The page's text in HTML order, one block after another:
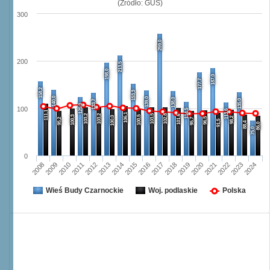
(Źródło: GUS)
158,2
140,0
125,0 133,7
198,0
213,5
153,3
139,0
259,0
138,0
114,5
177,7 187,0
113,6
135,0
75,0
111,1
95,2 100,3 103,2 103,2 100,0 106,1 100,5 103,5 102,8 101,6 95,7 96,5 91,5 98,2
88,4 86,0
20082009201020112012201320142015201620172018201920202021202220232024
0
100
200
300
Wieś Budy Czarnockie Woj. podlaskie Polska